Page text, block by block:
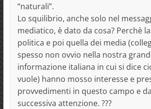
“naturali”.
Lo squilibrio, anche solo nel
mediatico, è dato da cosa? Perchè
politica e poi quella dei media
spesso non ovvio nella nostra
informazione italiana in cui si dice
vuole) hanno mosso interesse e
provvedimenti in questo campo e
successiva attenzione. ???